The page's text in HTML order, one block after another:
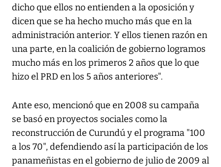
dicho que ellos no entienden a la oposición y
dicen que se ha hecho mucho más que en la
administración anterior. Y ellos tienen razón en
una parte, en la coalición de gobierno logramos
mucho más en los primeros 2 años que lo que
hizo el PRD en los 5 años anteriores".
Ante eso, mencionó que en 2008 su campaña
se basó en proyectos sociales como la
reconstrucción de Curundú y el programa "100
a los 70", defendiendo así la participación de los
panameñistas en el gobierno de julio de 2009 al